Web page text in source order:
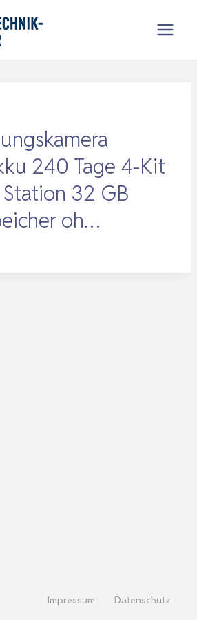
240 Tage 4-Kit
32 GB
oh…
Impressum Datenschutz